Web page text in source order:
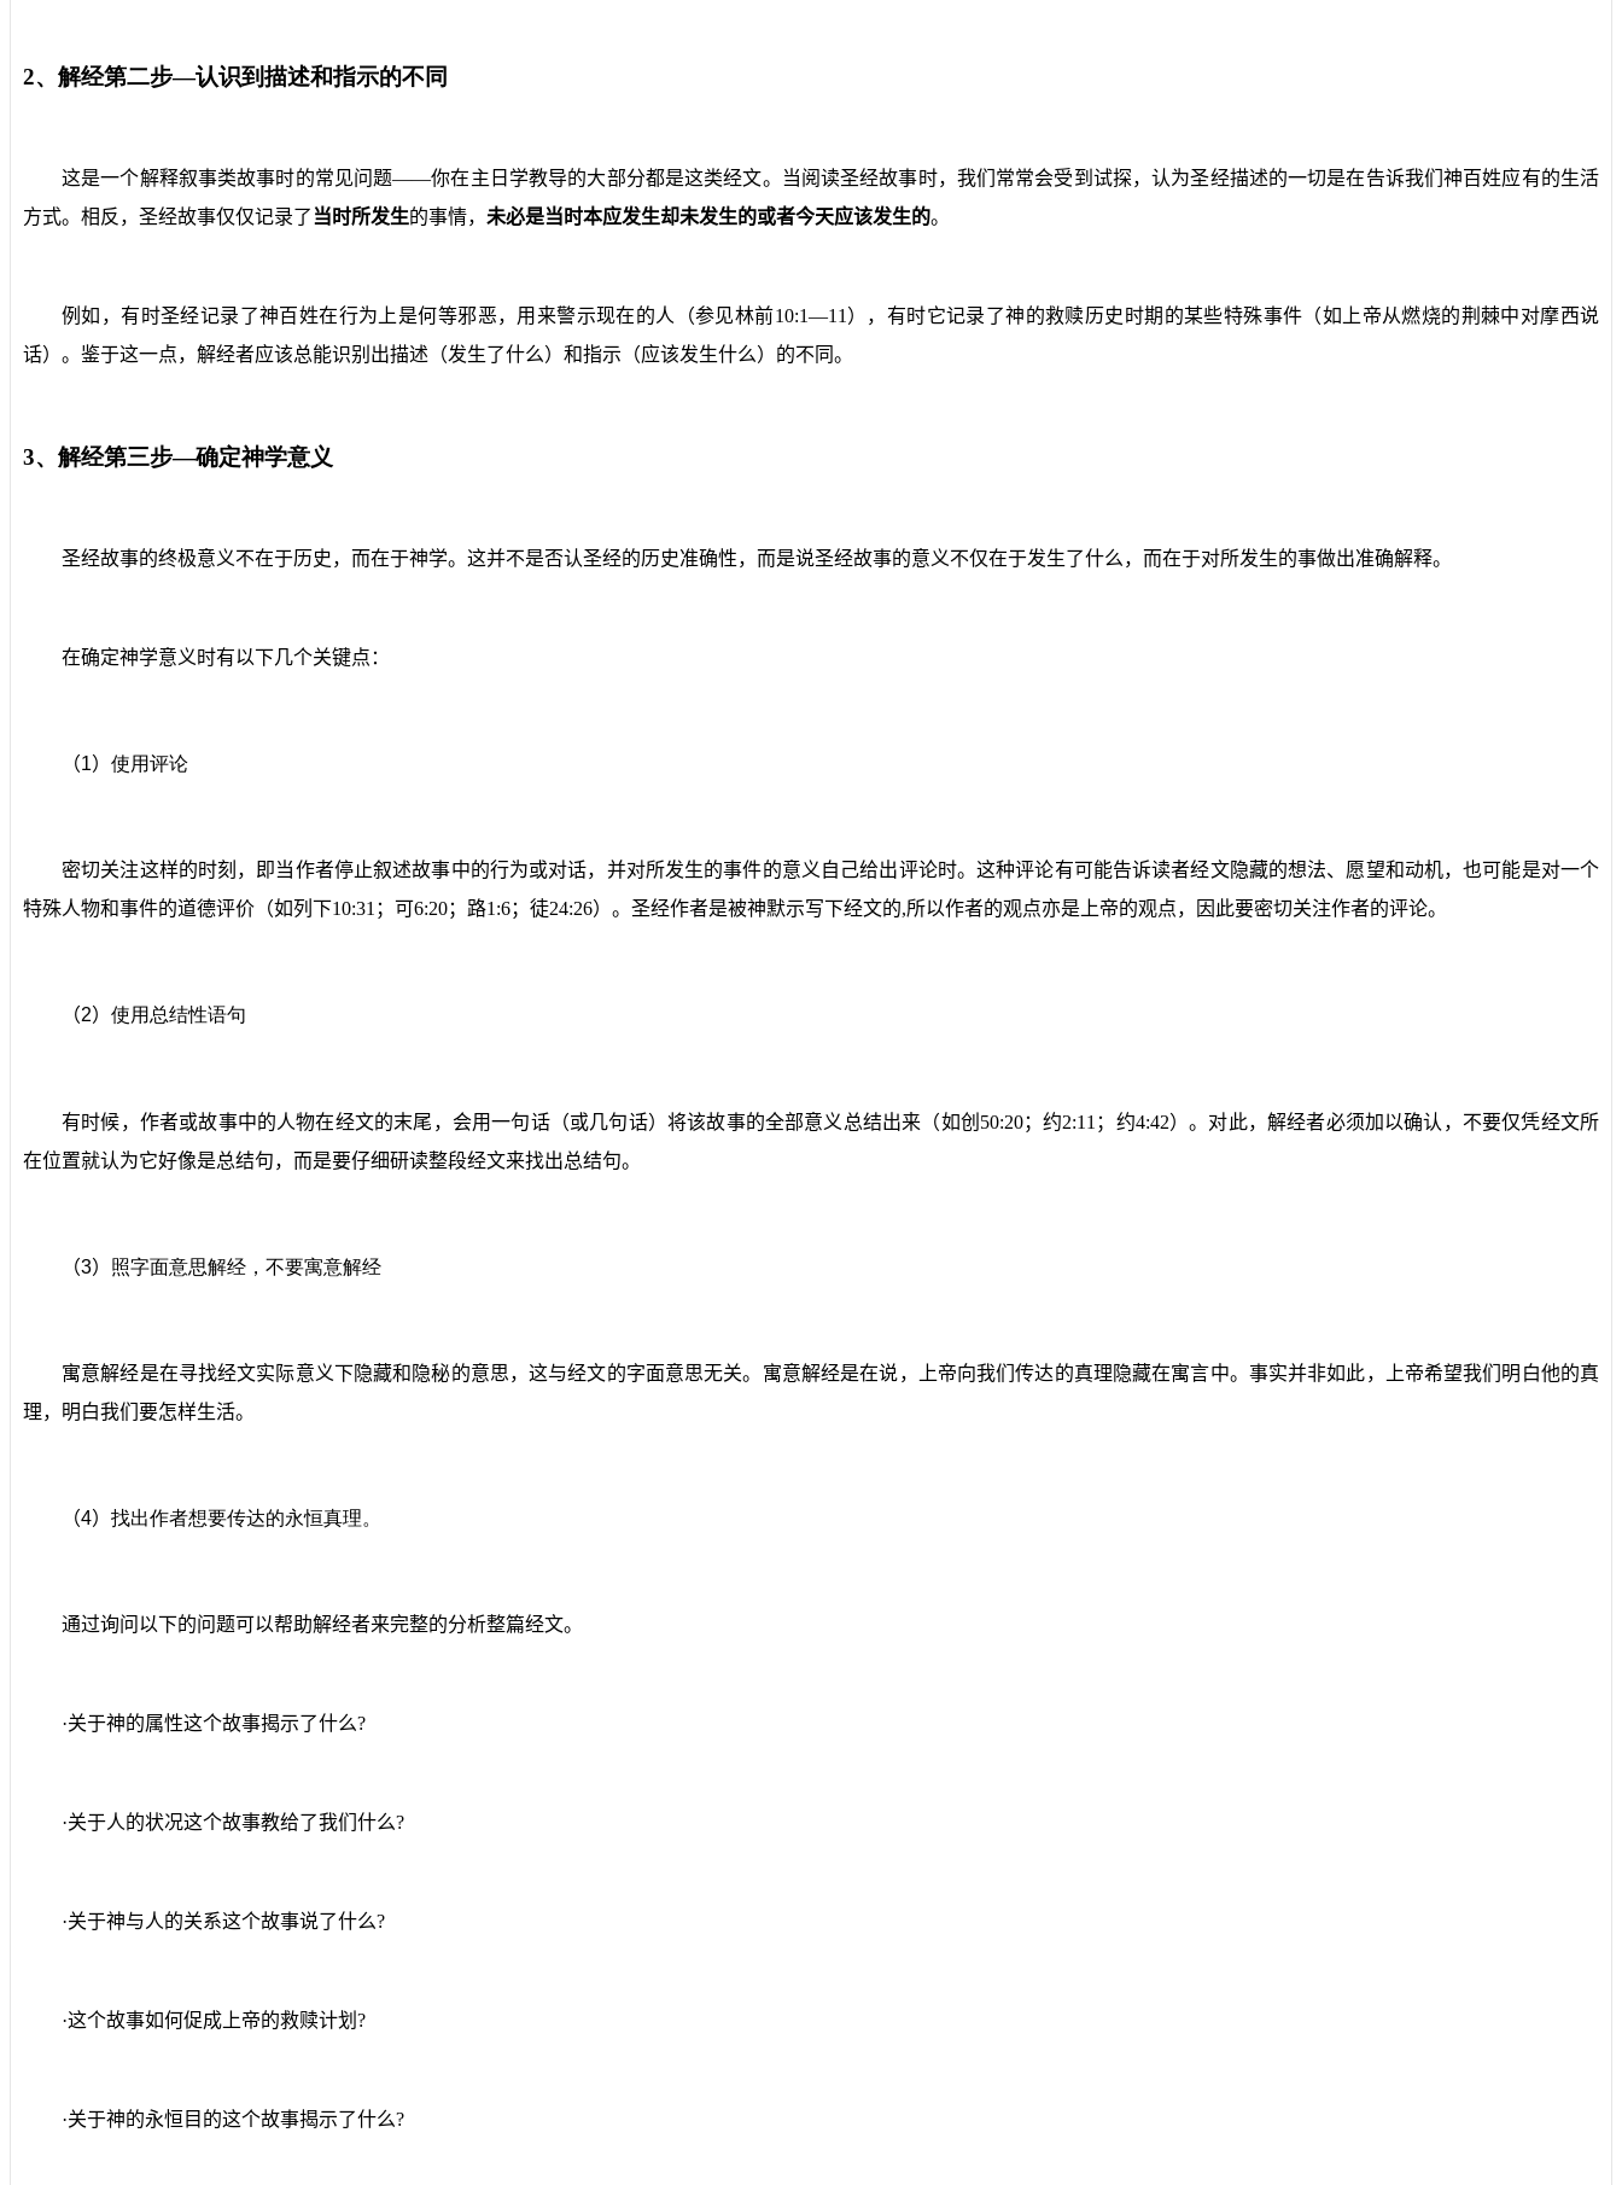
2、解经第二步—认识到描述和指示的不同
这是一个解释叙事类故事时的常见问题——你在主日学教导的大部分都是这类经文。当阅读圣经故事时，我们常常会受到试探，认为圣经描述的一切是在告诉我们神百姓应有的生活
方式。相反，圣经故事仅仅记录了 当时所发生的事情， 未必是当时本应发生却未发生的或者今天应该发生的。
例如，有时圣经记录了神百姓在行为上是何等邪恶，用来警示现在的人（参见林前10:1—11 ），有时它记录了神的救赎历史时期的某些特殊事件（如上帝从燃烧的荆棘中对摩西说
话）。鉴于这一点，解经者应该总能识别出描述（发生了什么）和指示（应该发生什么）的不同。
3、解经第三步—确定神学意义
圣经故事的终极意义不在于历史，而在于神学。这并不是否认圣经的历史准确性，而是说圣经故事的意义不仅在于发生了什么，而在于对所发生的事做出准确解释。
在确定神学意义时有以下几个关键点：
（1） 使用评论
密切关注这样的时刻，即当作者停止叙述故事中的行为或对话，并对所发生的事件的意义自己给出评论时。这种评论有可能告诉读者经文隐藏的想法、愿望和动机，也可能是对一个
特殊人物和事件的道德评价（如列下10:31 ；可6:20；路1:6；徒24:26）。圣经作者是被神默示写下经文的,所以作者的观点亦是上帝的观点，因此要密切关注作者的评论。
（2） 使用总结性语句
有时候，作者或故事中的人物在经文的末尾，会用一句话（或几句话）将该故事的全部意义总结出来（如创 50:20；约2:11 ；约4:42）。对此，解经者必须加以确认，不要仅凭经文所
在位置就认为它好像是总结句，而是要仔细研读整段经文来找出总结句。
（3） 照字面意思解经，不要寓意解经
寓意解经是在寻找经文实际意义下隐藏和隐秘的意思，这与经文的字面意思无关。寓意解经是在说，上帝向我们传达的真理隐藏在寓言中。事实并非如此，上帝希望我们明白他的真
理，明白我们要怎样生活。
（4） 找出作者想要传达的永恒真理。
通过询问以下的问题可以帮助解经者来完整的分析整篇经文。
·关于神的属性这个故事揭示了什么?
·关于人的状况这个故事教给了我们什么?
·关于神与人的关系这个故事说了什么?
·这个故事如何促成上帝的救赎计划 ?
·关于神的永恒目的这个故事揭示了什么?